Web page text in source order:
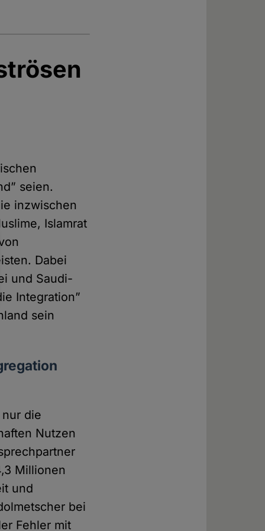
seien.
inzwischen
Islamrat
Dabei
und Saudi-
Integration”
sein
die
Nutzen
Millionen
und
bei
Fehler mit